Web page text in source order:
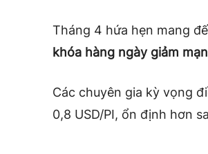
Tháng 4 hứa hẹn mang
khóa hàng ngày giảm
Các chuyên gia kỳ vọng
0,8 USD/PI, ổn định hơn